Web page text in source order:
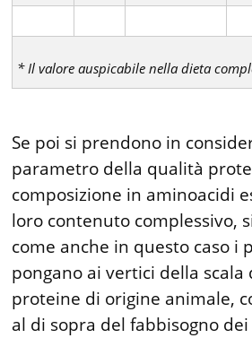
* Il valore auspicabile nella dieta
Se poi si prendono in
parametro della qualità
composizione in aminoacidi
loro contenuto complessivo,
come anche in questo caso i
pongano ai vertici della scala
proteine di origine animale,
al di sopra del fabbisogno